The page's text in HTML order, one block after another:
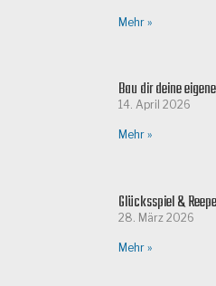
Mehr »
Bau dir deine
14. April 2026
Mehr »
Glücksspiel &
28. März 2026
Mehr »